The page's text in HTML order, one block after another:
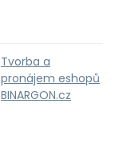
Tvorba a
pronájem eshopů
BINARGON.cz